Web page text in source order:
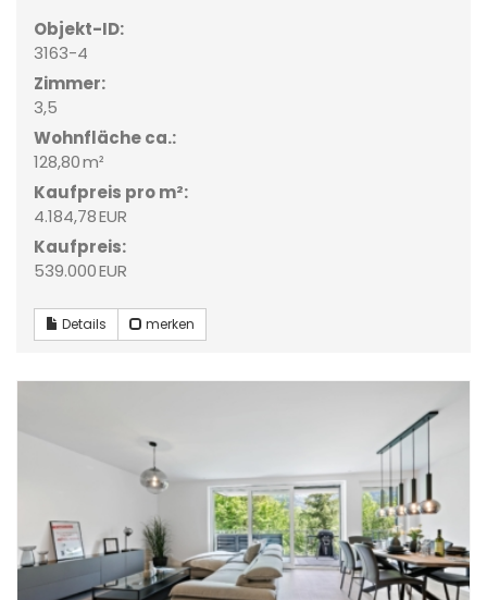
Objekt-ID:
3163-4
Zimmer:
3,5
Wohnfläche ca.:
128,80 m²
Kaufpreis pro m²:
4.184,78 EUR
Kaufpreis:
539.000 EUR
Details merken